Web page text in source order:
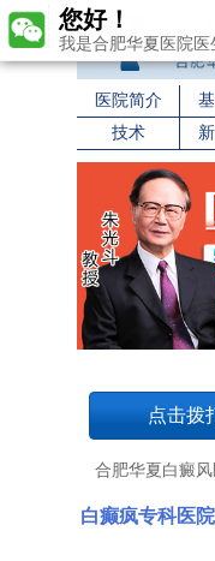
医院简介
技术
点击拨
合肥华夏白癜风
白癫疯专科医
您好！
我是合肥华夏医院医